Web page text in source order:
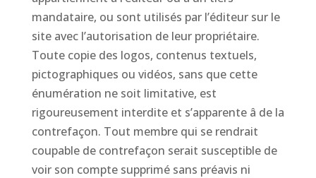
mandataire, ou sont utilisés par l’éditeur sur le
site avec l’autorisation de leur propriétaire.
Toute copie des logos, contenus textuels,
pictographiques ou vidéos, sans que cette
énumération ne soit limitative, est
rigoureusement interdite et s’apparente â de la
contrefaçon. Tout membre qui se rendrait
coupable de contrefaçon serait susceptible de
voir son compte supprimé sans préavis ni